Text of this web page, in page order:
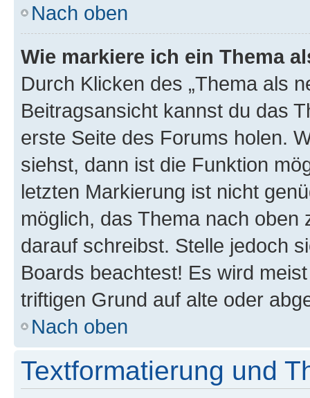
Nach oben
Wie markiere ich ein Thema
Durch Klicken des „Thema als
Beitragsansicht kannst du das
erste Seite des Forums holen.
siehst, dann ist die Funktion
letzten Markierung ist nicht
möglich, das Thema nach oben
darauf schreibst. Stelle jedoch
Boards beachtest! Es wird
triftigen Grund auf alte oder
Nach oben
Textformatierung und